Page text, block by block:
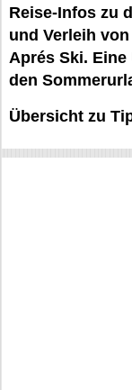
Reise-Infos zu
und Verleih
Aprés Ski.
den
Übersicht zu